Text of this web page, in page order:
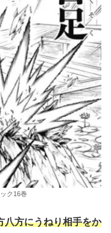
ク16巻
八方にうねり相手をか